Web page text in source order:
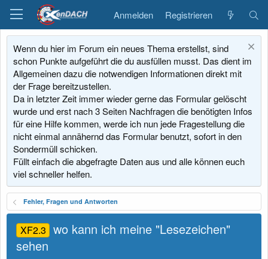
Anmelden Registrieren
Wenn du hier im Forum ein neues Thema erstellst, sind
schon Punkte aufgeführt die du ausfüllen musst. Das dient im
Allgemeinen dazu die notwendigen Informationen direkt mit
der Frage bereitzustellen.
Da in letzter Zeit immer wieder gerne das Formular gelöscht
wurde und erst nach 3 Seiten Nachfragen die benötigten Infos
für eine Hilfe kommen, werde ich nun jede Fragestellung die
nicht einmal annähernd das Formular benutzt, sofort in den
Sondermüll schicken.
Füllt einfach die abgefragte Daten aus und alle können euch
viel schneller helfen.
Fehler, Fragen und Antworten
XF2.3 wo kann ich meine "Lesezeichen"
sehen